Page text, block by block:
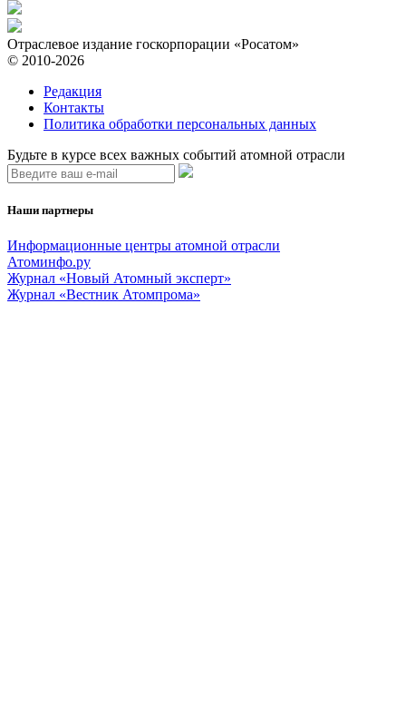
Отраслевое издание госкорпорации «Росатом»
© 2010-2026
Редакция
Контакты
Политика обработки персональных данных
Будьте в курсе всех важных событий атомной отрасли
Наши партнеры
Информационные центры атомной отрасли
Атоминфо.ру
Журнал «Новый Атомный эксперт»
Журнал «Вестник Атомпрома»